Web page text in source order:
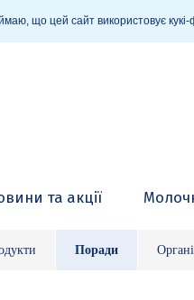
що цей сайт використовує кукі-
та акції
Поради